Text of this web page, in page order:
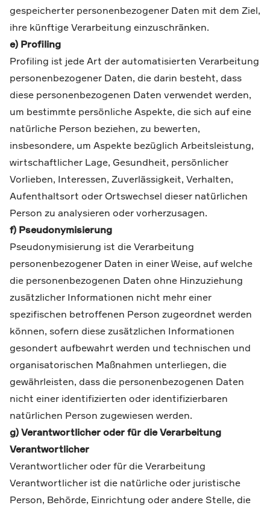
gespeicherter personenbezogener Daten mit dem Ziel,
ihre künftige Verarbeitung einzuschränken.
e) Profiling
Profiling ist jede Art der automatisierten Verarbeitung
personenbezogener Daten, die darin besteht, dass
diese personenbezogenen Daten verwendet werden,
um bestimmte persönliche Aspekte, die sich auf eine
natürliche Person beziehen, zu bewerten,
insbesondere, um Aspekte bezüglich Arbeitsleistung,
wirtschaftlicher Lage, Gesundheit, persönlicher
Vorlieben, Interessen, Zuverlässigkeit, Verhalten,
Aufenthaltsort oder Ortswechsel dieser natürlichen
Person zu analysieren oder vorherzusagen.
f) Pseudonymisierung
Pseudonymisierung ist die Verarbeitung
personenbezogener Daten in einer Weise, auf welche
die personenbezogenen Daten ohne Hinzuziehung
zusätzlicher Informationen nicht mehr einer
spezifischen betroffenen Person zugeordnet werden
können, sofern diese zusätzlichen Informationen
gesondert aufbewahrt werden und technischen und
organisatorischen Maßnahmen unterliegen, die
gewährleisten, dass die personenbezogenen Daten
nicht einer identifizierten oder identifizierbaren
natürlichen Person zugewiesen werden.
g) Verantwortlicher oder für die Verarbeitung
Verantwortlicher
Verantwortlicher oder für die Verarbeitung
Verantwortlicher ist die natürliche oder juristische
Person, Behörde, Einrichtung oder andere Stelle, die